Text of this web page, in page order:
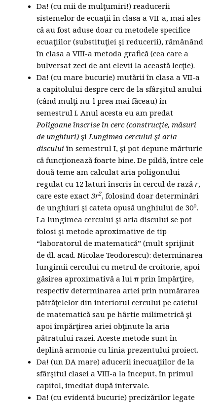
Da! (cu mii de mulţumiri!) readucerii
sistemelor de ecuaţii în clasa a VII-a, mai ales
că au fost aduse doar cu metodele specifice
ecuaţiilor (substituţiei şi reducerii), rămânând
în clasa a VIII-a metoda grafică (cea care a
bulversat zeci de ani elevii la această lecţie).
Da! (cu mare bucurie) mutării în clasa a VII-a
a capitolului despre cerc de la sfârşitul anului
(când mulţi nu-l prea mai făceau) în
semestrul I. Anul acesta eu am predat
Poligoane înscrise în cerc (construcţie, măsuri
de unghiuri) şiLungimea cercului şi aria
discului în semestrul I, şi pot depune mărturie
că funcţionează foarte bine. De pildă, între cele
două teme am calculat aria poligonului
regulat cu 12 laturi înscris în cercul de razăr,
care este exact3r2, folosind doar determinări
de unghiuri şi cateta opusă unghiului de 30o.
La lungimea cercului şi aria discului se pot
folosi şi metode aproximative de tip
“laboratorul de matematică” (mult sprijinit
de dl. acad. Nicolae Teodorescu): determinarea
lungimii cercului cu metrul de croitorie, apoi
găsirea aproximativă a lui π prin împărţire,
respectiv determinarea ariei prin numărarea
pătrăţelelor din interiorul cercului pe caietul
de matematică sau pe hârtie milimetrică şi
apoi împărţirea ariei obţinute la aria
pătratului razei. Aceste metode sunt în
deplină armonie cu linia prezentului proiect.
Da! (un DA mare) aducerii inecuaţiilor de la
sfârşitul clasei a VIII-a la început, în primul
capitol, imediat după intervale.
Da! (cu evidentă bucurie) precizărilor legate